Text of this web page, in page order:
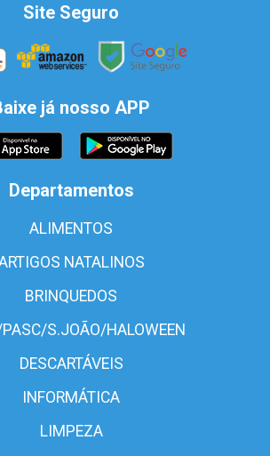
Site Seguro
já nosso APP
Departamentos
ALIMENTOS
NATALINOS
BRINQUEDOS
S.JOÃO/HALOWEEN
DESCARTÁVEIS
INFORMÁTICA
LIMPEZA